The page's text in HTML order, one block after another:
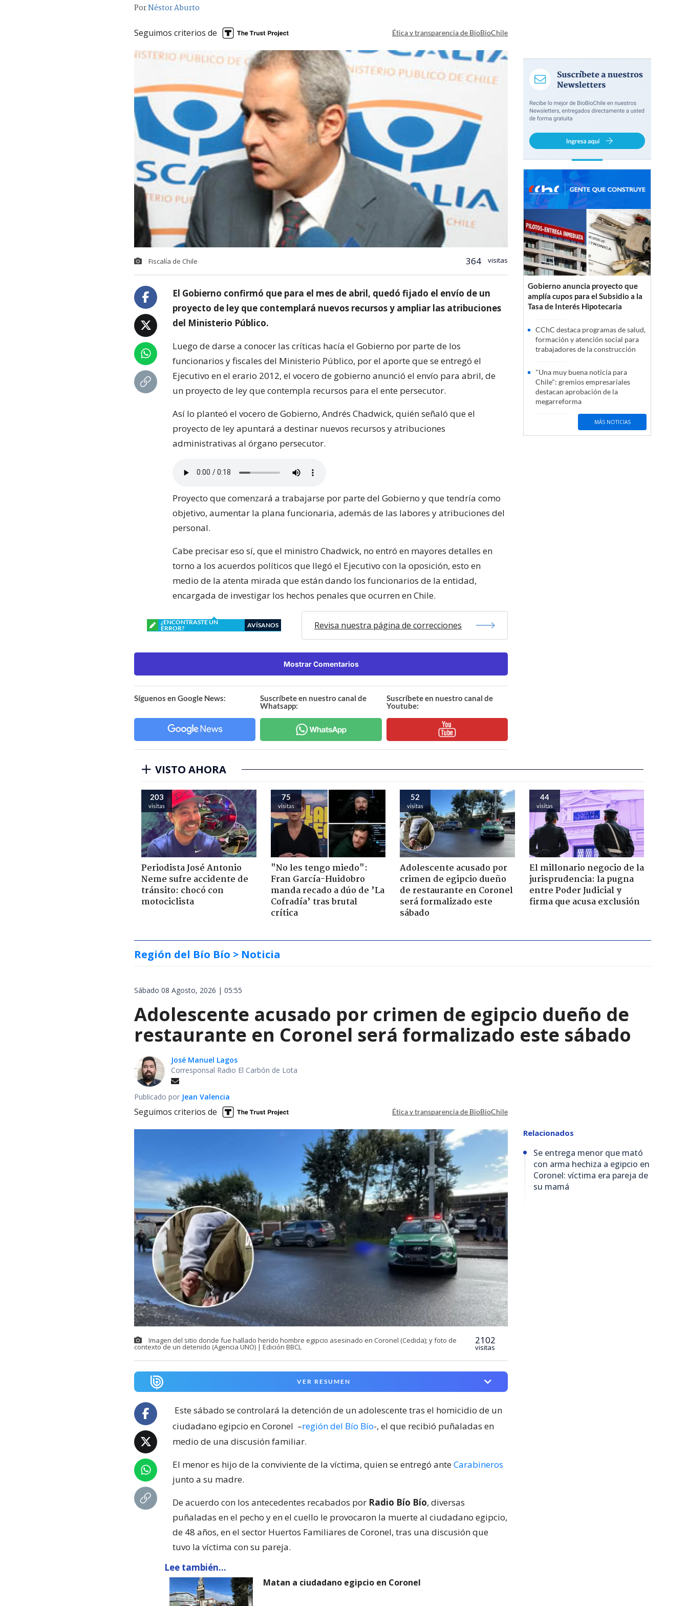
PorNéstor Aburto
Seguimos criterios de Ética y transparencia de BioBioChile
Fiscalía de Chile 364 visitas
El Gobierno confirmó que para el mes de abril, quedó fijado el envío de un
proyecto de ley que contemplará nuevos recursos y ampliar las atribuciones
del Ministerio Público.
Luego de darse a conocer las críticas hacía el Gobierno por parte de los
funcionarios y fiscales del Ministerio Público, por el aporte que se entregó el
Ejecutivo en el erario 2012, el vocero de gobierno anunció el envío para abril, de
un proyecto de ley que contempla recursos para el ente persecutor.
Así lo planteó el vocero de Gobierno, Andrés Chadwick, quién señaló que el
proyecto de ley apuntará a destinar nuevos recursos y atribuciones
administrativas al órgano persecutor.
Proyecto que comenzará a trabajarse por parte del Gobierno y que tendría como
objetivo, aumentar la plana funcionaria, además de las labores y atribuciones del
personal.
Cabe precisar eso sí, que el ministro Chadwick, no entró en mayores detalles en
torno a los acuerdos políticos que llegó el Ejecutivo con la oposición, esto en
medio de la atenta mirada que están dando los funcionarios de la entidad,
encargada de investigar los hechos penales que ocurren en Chile.
¿ENCONTRASTE UN
ERROR?
AVÍSANOS Revisa nuestra página de correcciones
Mostrar Comentarios
Síguenos en Google News:
Suscríbete en nuestro canal de
Whatsapp:
Suscríbete en nuestro canal de
Youtube:
Gobierno anuncia proyecto que
amplía cupos para el Subsidio a la
Tasa de Interés Hipotecaria
CChC destaca programas de salud,
formación y atención social para
trabajadores de la construcción
"Una muy buena noticia para
Chile": gremios empresariales
destacan aprobación de la
megarreforma
MÁS NOTICIAS
VISTO AHORA
203
visitas
Periodista José Antonio
Neme sufre accidente de
tránsito: chocó con
motociclista
75
visitas
"No les tengo miedo":
Fran García-Huidobro
manda recado a dúo de ’La
Cofradía’ tras brutal
crítica
52
visitas
Adolescente acusado por
crimen de egipcio dueño
de restaurante en Coronel
será formalizado este
sábado
44
visitas
El millonario negocio de la
jurisprudencia: la pugna
entre Poder Judicial y
firma que acusa exclusión
Región del Bío Bío > Noticia
Sábado 08 Agosto, 2026 | 05:55
Adolescente acusado por crimen de egipcio dueño de
restaurante en Coronel será formalizado este sábado
José Manuel Lagos
Corresponsal Radio El Carbón de Lota
Publicado por Jean Valencia
Seguimos criterios de Ética y transparencia de BioBioChile
Imagen del sitio donde fue hallado herido hombre egipcio asesinado en Coronel (Cedida); y foto de
contexto de un detenido (Agencia UNO) | Edición BBCL
2102
visitas
VER RESUMEN
Este sábado se controlará la detención de un adolescente tras el homicidio de un
ciudadano egipcio en Coronel –región del Bío Bío-, el que recibió puñaladas en
medio de una discusión familiar.
El menor es hijo de la conviviente de la víctima, quien se entregó anteCarabineros
junto a su madre.
De acuerdo con los antecedentes recabados por Radio Bío Bío, diversas
puñaladas en el pecho y en el cuello le provocaron la muerte al ciudadano egipcio,
de 48 años, en el sector Huertos Familiares de Coronel, tras una discusión que
tuvo la víctima con su pareja.
Lee también...
Matan a ciudadano egipcio en Coronel
Relacionados
Se entrega menor que mató
con arma hechiza a egipcio en
Coronel: víctima era pareja de
su mamá